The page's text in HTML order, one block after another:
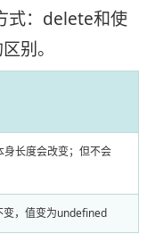
式：delete和使
别。
长度会改变；但不会
，值变为undefined